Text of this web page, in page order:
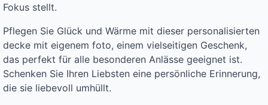
Fokus stellt.
Pflegen Sie Glück und Wärme mit dieser personalisierten
decke mit eigenem foto, einem vielseitigen Geschenk,
das perfekt für alle besonderen Anlässe geeignet ist.
Schenken Sie Ihren Liebsten eine persönliche Erinnerung,
die sie liebevoll umhüllt.